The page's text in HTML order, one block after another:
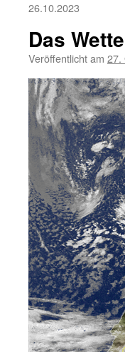
26.10.2023
Das
Veröffentlicht am 27.